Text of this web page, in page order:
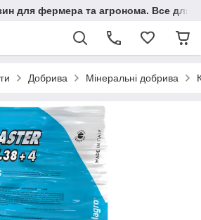
для фермера та агронома. Все для
Добрива Мінеральні добрива